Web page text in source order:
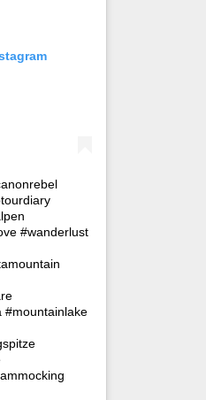
#wanderlust
#mountainlake